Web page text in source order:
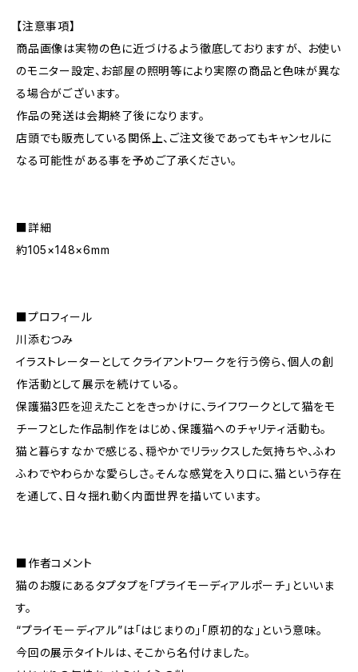
【注意事項】
商品画像は実物の色に近づけるよう徹底しておりますが、 お使い
のモニター設定、お部屋の照明等により実際の商品と色味が異な
る場合がございます。
作品の発送は会期終了後になります。
店頭でも販売している関係上、ご注文後であってもキャンセルに
なる可能性がある事を予めご了承ください。
■詳細
約105×148×6mm
■プロフィール
川添むつみ
イラストレーターとしてクライアントワークを行う傍ら、個人の創
作活動として展示を続けている。
保護猫3匹を迎えたことをきっかけに、ライフワークとして猫をモ
チーフとした作品制作をはじめ、保護猫へのチャリティ活動も。
猫と暮らすなかで感じる、穏やかでリラックスした気持ちや、ふわ
ふわでやわらかな愛らしさ。そんな感覚を入り口に、猫という存在
を通して、日々揺れ動く内面世界を描いています。
■作者コメント
猫のお腹にあるタプタプを「プライモーディアルポーチ」といいま
す。
“プライモーディアル”は「はじまりの」「原初的な」という意味。
今回の展示タイトルは、そこから名付けました。